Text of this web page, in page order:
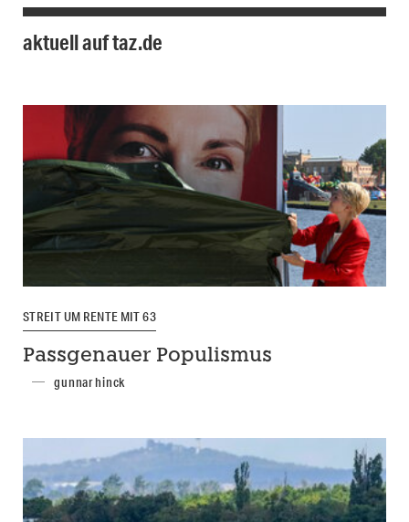
aktuell auf taz.de
STREIT UM RENTE MIT 63
Passgenauer Populismus
gunnar hinck